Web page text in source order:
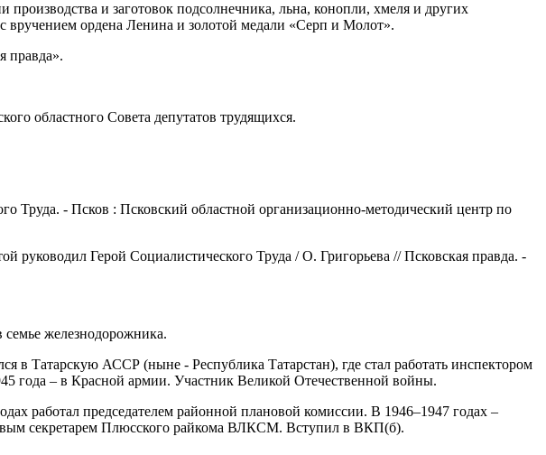
и заготовок подсолнечника, льна, конопли, хмеля и других
вручением ордена Ленина и золотой медали «Серп и Молот».
правда».
областного Совета депутатов трудящихся.
- Псков : Псковский областной организационно-методический центр по
руководил Герой Социалистического Труда / О. Григорьева // Псковская правда. -
семье железнодорожника.
в Татарскую АССР (ныне - Республика Татарстан), где стал работать инспектором
года – в Красной армии. Участник Великой Отечественной войны.
работал председателем районной плановой комиссии. В 1946–1947 годах –
секретарем Плюсского райкома ВЛКСМ. Вступил в ВКП(б).